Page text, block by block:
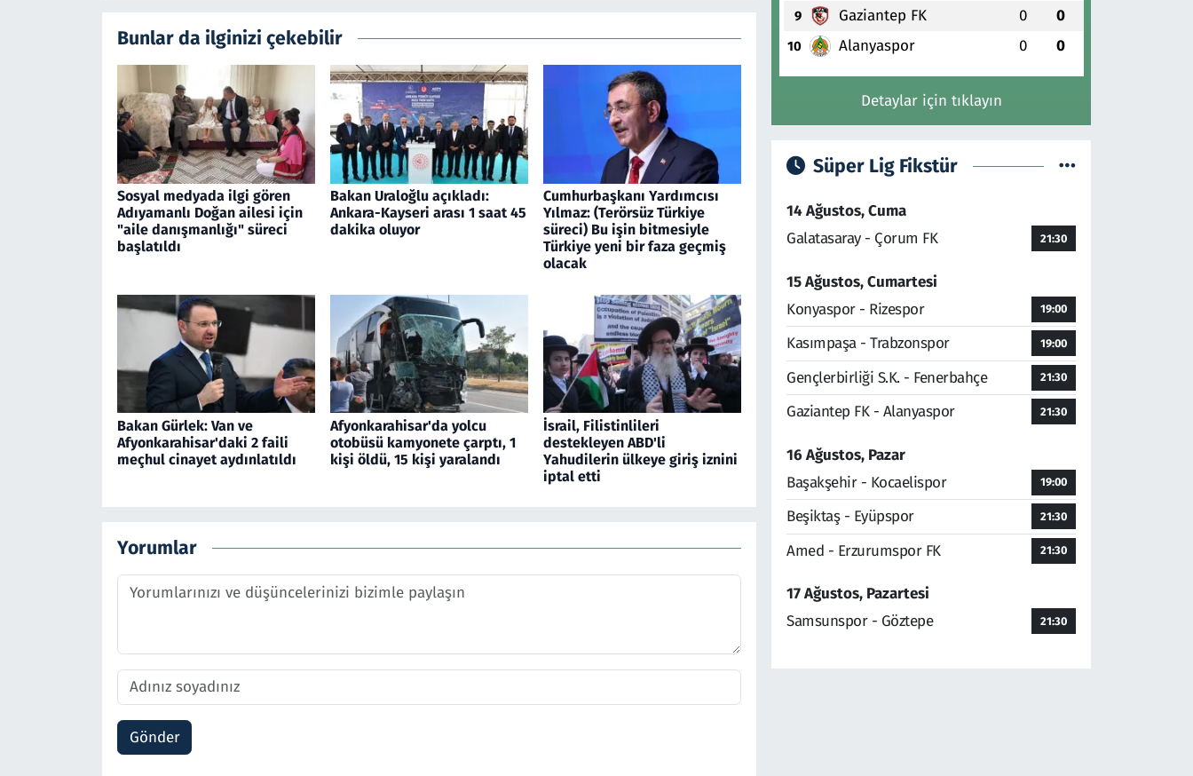
Bunlar da ilginizi çekebilir
Sosyal medyada ilgi gören
Adıyamanlı Doğan ailesi için
"aile danışmanlığı" süreci
başlatıldı
Bakan Uraloğlu açıkladı:
Ankara-Kayseri arası 1 saat 45
dakika oluyor
Cumhurbaşkanı Yardımcısı
Yılmaz: (Terörsüz Türkiye
süreci) Bu işin bitmesiyle
Türkiye yeni bir faza geçmiş
olacak
Bakan Gürlek: Van ve
Afyonkarahisar'daki 2 faili
meçhul cinayet aydınlatıldı
Afyonkarahisar'da yolcu
otobüsü kamyonete çarptı, 1
kişi öldü, 15 kişi yaralandı
İsrail, Filistinlileri
destekleyen ABD'li
Yahudilerin ülkeye giriş iznini
iptal etti
Yorumlar
Gönder
9 Gaziantep FK 0 0
10 Alanyaspor 0 0
Detaylar için tıklayın
Süper Lig Fikstür
14 Ağustos, Cuma
Galatasaray - Çorum FK
21:30
15 Ağustos, Cumartesi
Konyaspor - Rizespor
19:00
Kasımpaşa - Trabzonspor 19:00
Gençlerbirliği S.K. - Fenerbahçe 21:30
Gaziantep FK - Alanyaspor 21:30
16 Ağustos, Pazar
Başakşehir - Kocaelispor
19:00
Beşiktaş - Eyüpspor 21:30
Amed - Erzurumspor FK 21:30
17 Ağustos, Pazartesi
Samsunspor - Göztepe
21:30